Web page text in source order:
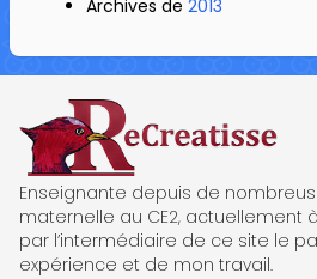
Archives de 2013
ReCreatisse
Enseignante depuis de
maternelle au CE2, actuellement
par l’intermédiaire de ce site le
expérience et de mon travail.